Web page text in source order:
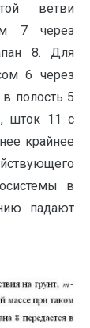
ветви
7 через
8. Для
6 через
полость 5
шток 11 с
крайнее
в
падают